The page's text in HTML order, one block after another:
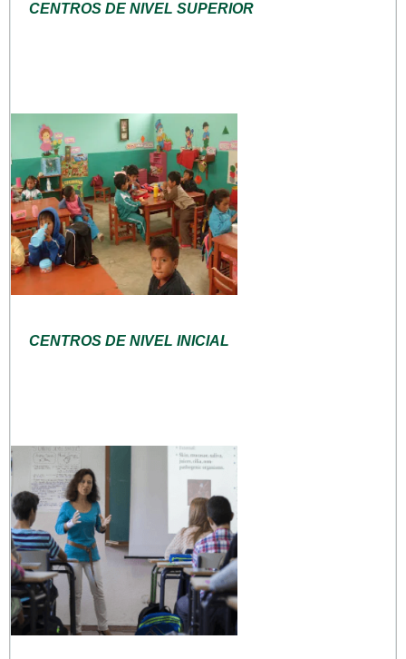
CENTROS DE NIVEL SUPERIOR
CENTROS DE NIVEL INICIAL